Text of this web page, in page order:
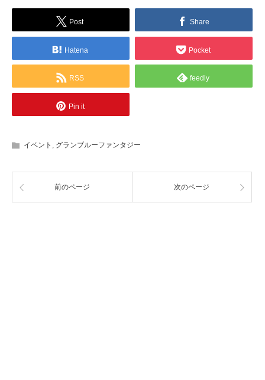
Post Share
Hatena Pocket
RSS feedly
Pin it
イベント , グランブルーファンタジー
前のページ 次のページ